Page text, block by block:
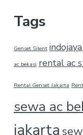
Tags
Genset Silent
ac bekasi rental ac
Rental Genset Jakarta
sewa ac
jakarta